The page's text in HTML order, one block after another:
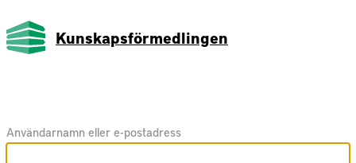
Kunskapsförmedlingen
Användarnamn eller e-postadress